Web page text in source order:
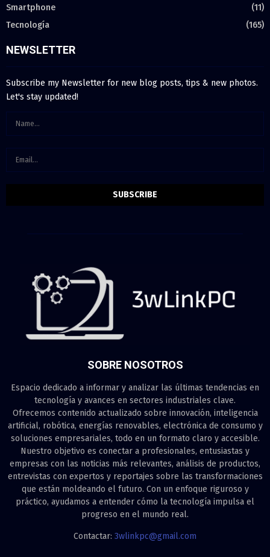
Smartphone
(11)
Tecnología
(165)
NEWSLETTER
Subscribe my Newsletter for new blog posts, tips & new photos.
Let's stay updated!
SOBRE NOSOTROS
Espacio dedicado a informar y analizar las últimas tendencias en
tecnología y avances en sectores industriales clave.
Ofrecemos contenido actualizado sobre innovación, inteligencia
artificial, robótica, energías renovables, electrónica de consumo y
soluciones empresariales, todo en un formato claro y accesible.
Nuestro objetivo es conectar a profesionales, entusiastas y
empresas con las noticias más relevantes, análisis de productos,
entrevistas con expertos y reportajes sobre las transformaciones
que están moldeando el futuro. Con un enfoque riguroso y
práctico, ayudamos a entender cómo la tecnología impulsa el
progreso en el mundo real.
Contactar: 3wlinkpc@gmail.com